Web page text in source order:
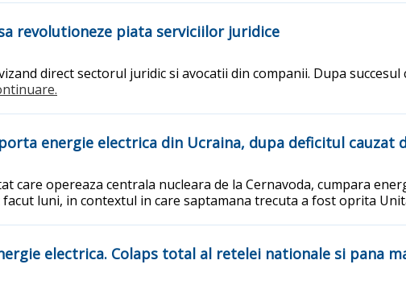
revolutioneze piata serviciilor juridice
direct sectorul juridic si avocatii din companii. Dupa succesul
energie electrica din Ucraina, dupa deficitul cauzat
care opereaza centrala nucleara de la Cernavoda, cumpara
luni, in contextul in care saptamana trecuta a fost oprita
electrica. Colaps total al retelei nationale si pana